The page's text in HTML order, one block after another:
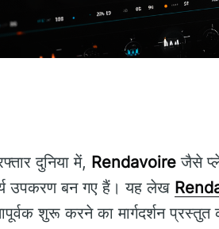
दुनिया में, Rendavoire जैसे
उपकरण बन गए हैं। यह लेख
शुरू करने का मार्गदर्शन प्रस्तुत